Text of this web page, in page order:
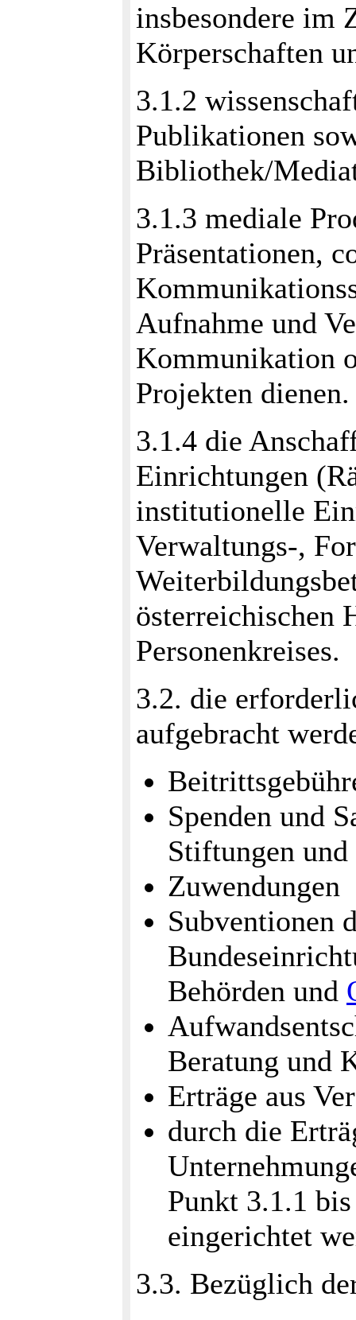
insbesondere im
Körperschaften
3.1.2
Publikationen
Bibliothek/
3.1.3 mediale
Präsentationen,
Aufnahme und
Kommunikation
Projekten dienen.
3.1.4 die
Einrichtungen
institutionelle
Verwaltungs-,
österreichischen
Personenkreises.
3.2. die
aufgebracht
Spenden und
Stiftungen und
Zuwendungen
Subventionen
Behörden und
Beratung und
Erträge aus
durch die
Punkt 3.1.1
eingerichtet
3.3. Bezüglich